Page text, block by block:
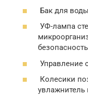
Бак для
УФ-лампа
Управление
Колесики
увлажнитель